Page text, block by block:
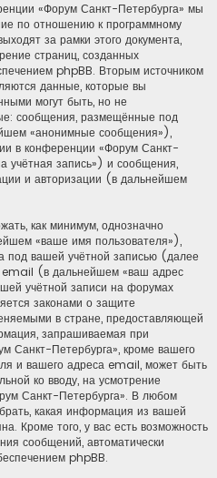
«Форум Санкт-Петербурга» мы
по отношению к программному
за рамки этого документа,
страниц, созданных
phpBB. Вторым источником
данные, которые вы
могут быть, но не
сообщения, размещённые под
«анонимные сообщения»),
в конференции «Форум Санкт-
учётная запись») и сообщения,
и авторизации (в дальнейшем
как минимум, однозначно
«ваше имя пользователя»),
под вашей учётной записью (далее
(в дальнейшем «ваш адрес
учётной записи на форумах
законами о защите
в стране, предоставляющей
запрашиваемая при
Санкт-Петербурга», кроме вашего
и вашего адреса email, может быть
ко вводу, на усмотрение
Санкт-Петербурга». В любом
какая информация из вашей
Кроме того, у вас есть возможность
сообщений, автоматически
phpBB.